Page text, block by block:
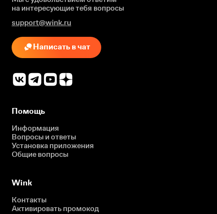
на интересующиетебя вопросы
support@wink.ru
Написать в чат
Помощь
Информация
Вопросы и ответы
Установка приложения
Общие вопросы
Wink
Контакты
Активировать промокод